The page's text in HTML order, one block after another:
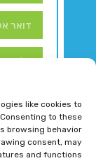
like cookies to
to these
browsing behavior
consent, may
and functions.